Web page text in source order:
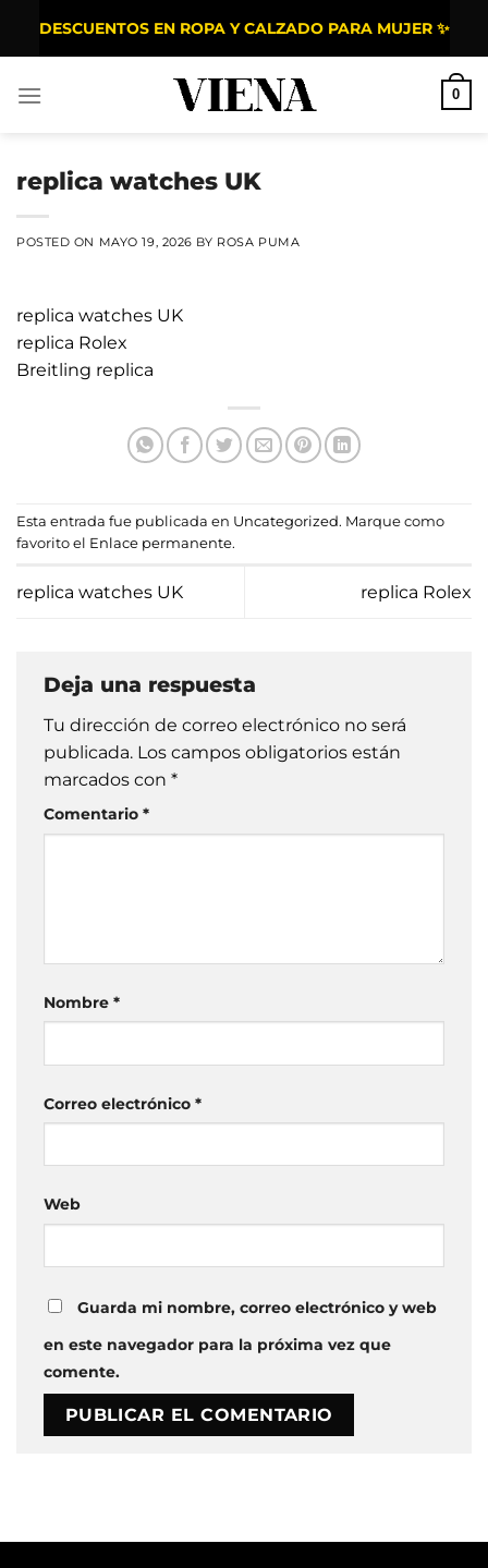
DESCUENTOS EN ROPA Y CALZADO PARA MUJER ✨
0
replica watches UK
POSTED ON MAYO 19, 2026 BY ROSA PUMA
replica watches UK
replica Rolex
Breitling replica
Esta entrada fue publicada en Uncategorized. Marque como
favorito el Enlace permanente.
replica watches UK replica Rolex
Deja una respuesta
Tu dirección de correo electrónico no será
publicada. Los campos obligatorios están
marcados con *
Comentario *
Nombre *
Correo electrónico *
Web
Guarda mi nombre, correo electrónico y web
en este navegador para la próxima vez que
comente.